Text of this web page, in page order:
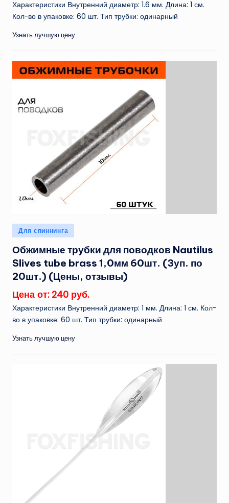
Характеристики Внутренний диаметр: 1.6 мм. Длина: 1 см.
Кол-во в упаковке: 60 шт. Тип трубки: одинарный
Узнать лучшую цену
Опубликовано
в
Для спиннинга
Обжимные трубки для поводков Nautilus
Slives tube brass 1,0мм 60шт. (3уп. по
20шт.) (Цены, отзывы)
Цена от: 240 руб.
Характеристики Внутренний диаметр: 1 мм. Длина: 1 см. Кол-
во в упаковке: 60 шт. Тип трубки: одинарный
Узнать лучшую цену